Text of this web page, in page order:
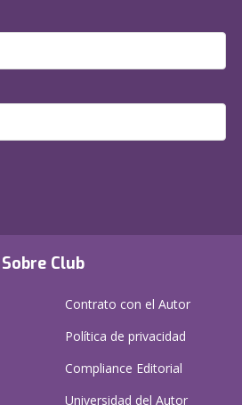
Sobre Club
Contrato con el Autor
Política de privacidad
Compliance Editorial
Universidad del Autor